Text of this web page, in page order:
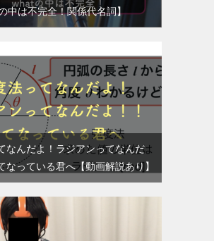
中は不完全！関係代名詞】
なんだよ！ラジアンってなんだ
なっている君へ【動画解説あり】